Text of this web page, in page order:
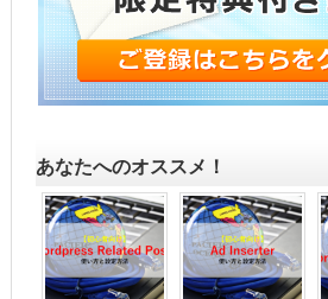
あなたへのオススメ！